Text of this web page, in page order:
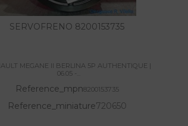
SERVOFRENO 8200153735
MEGANE II BERLINA 5P AUTHENTIQUE |
06.05 -...
Reference_mpn8200153735
Reference_miniature720650